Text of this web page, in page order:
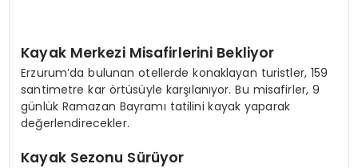
Kayak Merkezi Misafirlerini Bekliyor
Erzurum’da bulunan otellerde konaklayan turistler, 159
santimetre kar örtüsüyle karşılanıyor. Bu misafirler, 9
günlük Ramazan Bayramı tatilini kayak yaparak
değerlendirecekler.
Kayak Sezonu Sürüyor